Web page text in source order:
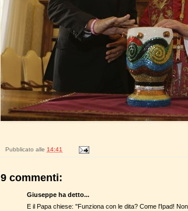
Pubblicato alle 14:41
9 commenti:
Giuseppe ha detto...
E il Papa chiese: "Funziona con le dita? Come l'Ipad!